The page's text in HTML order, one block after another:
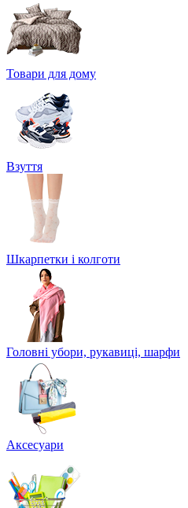
Товари для дому
Взуття
Шкарпетки і колготи
Головні убори, рукавиці, шарфи
Аксесуари